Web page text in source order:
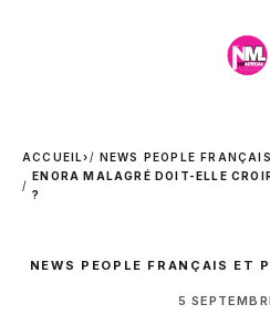
ACCUEIL› NEWS PEOPLE
ENORA MALAGRÉ DOIT-ELLE
?
NEWS PEOPLE FRANÇAIS ET
5